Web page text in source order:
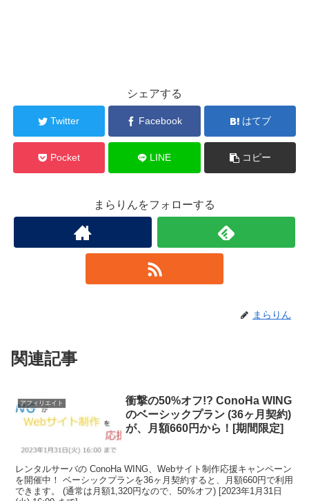
シェアする
Twitter Facebook はてブ
Pocket LINE コピー
まらりんをフォローする
まらりん
関連記事
アフィリエイト
衝撃の50%オフ!? ConoHa WING
のベーシックプラン (36ヶ月契約)
が、月額660円から！[期間限定]
レンタルサーバの ConoHa WING、Webサイト制作応援キャンペーン
を開催中！ ベーシックプランを36ヶ月契約すると、月額660円で利用
できます。 (通常は月額1,320円なので、50%オフ) [2023年1月31日